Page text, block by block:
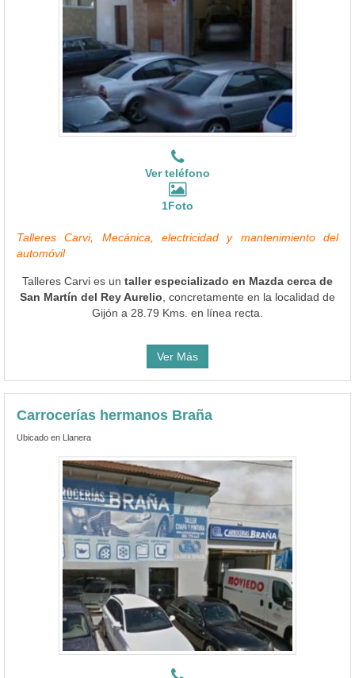
Ver teléfono
1Foto
Talleres Carvi, Mecánica, electricidad y mantenimiento del
automóvil
Talleres Carvi es un taller especializado en Mazda cerca de
San Martín del Rey Aurelio , concretamente en la localidad de
Gijón a 28.79 Kms. en línea recta.
Ver Más
Carrocerías hermanos Braña
Ubicado en Llanera